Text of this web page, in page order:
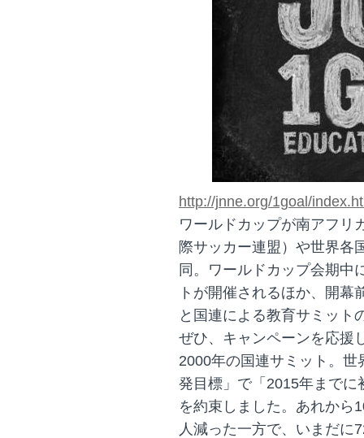
http://jnne.org/1goal/
ワールドカップが南アフリ
際サッカー連盟）や世界各
同。ワールドカップ会期中
トが開催されるほか、開
と国連による教育サミット
ぜひ、キャンペーンを応援
2000年の国連サミット。
発目標」で「2015年まで
を約束しました。あれから
人減った一方で、いまだに